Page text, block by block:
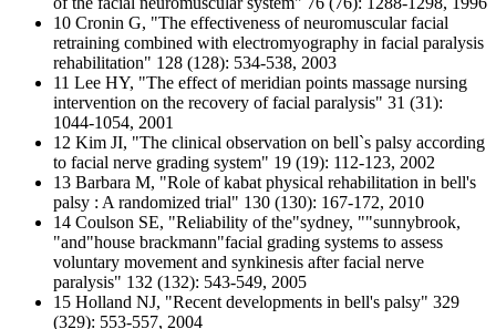
10 Cronin G, "The effectiveness of neuromuscular facial
retraining combined with electromyography in facial paralysis
rehabilitation" 128 (128): 534-538, 2003
11 Lee HY, "The effect of meridian points massage nursing
intervention on the recovery of facial paralysis" 31 (31):
1044-1054, 2001
12 Kim JI, "The clinical observation on bell`s palsy according
to facial nerve grading system" 19 (19): 112-123, 2002
13 Barbara M, "Role of kabat physical rehabilitation in bell's
palsy : A randomized trial" 130 (130): 167-172, 2010
14 Coulson SE, "Reliability of the"sydney, ""sunnybrook,
"and"house brackmann"facial grading systems to assess
voluntary movement and synkinesis after facial nerve
paralysis" 132 (132): 543-549, 2005
15 Holland NJ, "Recent developments in bell's palsy" 329
(329): 553-557, 2004